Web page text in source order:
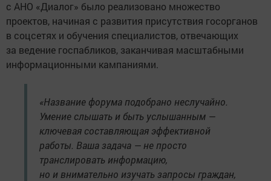
с АНО «Диалог» было реализовано множество
проектов, начиная с развития присутствия госорганов
в соцсетях и обучения специалистов, отвечающих
за ведение госпабликов, заканчивая масштабными
информационными кампаниями.
«Название форума подобрано неслучайно.
Умение слышать и быть услышанным —
ключевая составляющая эффективной
работы. Ваша задача — не просто
транслировать информацию,
но и внимательно изучать запросы граждан,